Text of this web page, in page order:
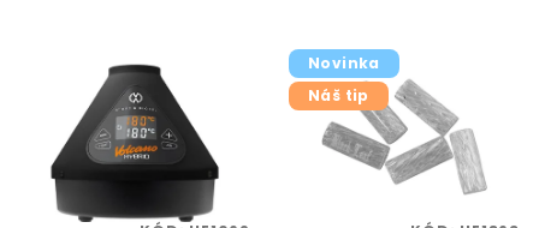
Novinka
Náš tip